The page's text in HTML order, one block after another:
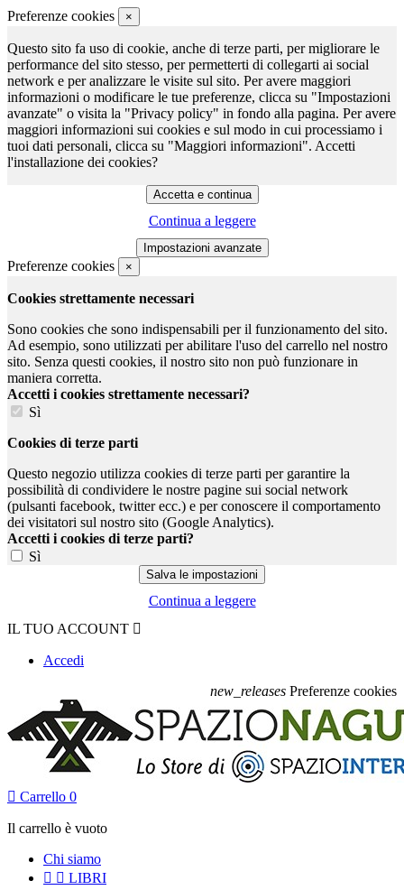
Preferenze cookies ×
Questo sito fa uso di cookie, anche di terze parti, per migliorare le
performance del sito stesso, per permetterti di collegarti ai social
network e per analizzare le visite sul sito. Per avere maggiori
informazioni o modificare le tue preferenze, clicca su "Impostazioni
avanzate" o visita la "Privacy policy" in fondo alla pagina. Per avere
maggiori informazioni sui cookies e sul modo in cui processiamo i
tuoi dati personali, clicca su "Maggiori informazioni". Accetti
l'installazione dei cookies?
Continua a leggere
Preferenze cookies ×
Cookies strettamente necessari
Sono cookies che sono indispensabili per il funzionamento del sito.
Ad esempio, sono utilizzati per abilitare l'uso del carrello nel nostro
sito. Senza questi cookies, il nostro sito non può funzionare in
maniera corretta.
Accetti i cookies strettamente necessari?
Sì
Cookies di terze parti
Questo negozio utilizza cookies di terze parti per garantire la
possibilità di condividere le nostre pagine sui social network
(pulsanti facebook, twitter ecc.) e per conoscere il comportamento
dei visitatori sul nostro sito (Google Analytics).
Accetti i cookies di terze parti?
Sì
Continua a leggere
IL TUO ACCOUNT 
Accedi
new_releases Preferenze cookies
 Carrello 0
Il carrello è vuoto
Chi siamo
  LIBRI